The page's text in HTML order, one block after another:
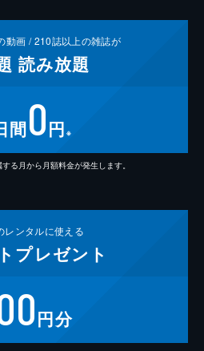
動画 /210誌以上の雑誌が
読み放題
間0円 ※
る月から月額料金が発生します。
レンタルに使える
プレゼント
円分